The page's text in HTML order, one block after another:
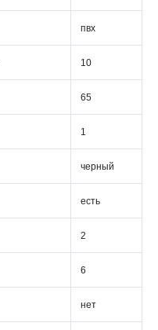
пвх
10
65
1
черный
есть
2
6
нет